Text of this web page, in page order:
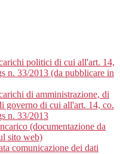
politici di cui all'art. 14,
n. 33/2013 (da pubblicare in
di amministrazione, di
governo di cui all'art. 14, co.
n. 33/2013
(documentazione da
sito web)
comunicazione dei dati